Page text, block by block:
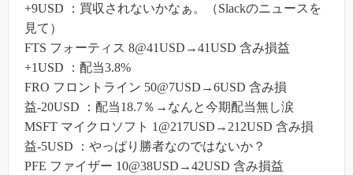
+9USD ：買収されないかなぁ。（Slackのニュースを
見て）
FTS フォーティス 8@41USD→41USD 含み損益
+1USD ：配当3.8%
FRO フロントライン 50@7USD→6USD 含み損
益-20USD ：配当18.7％→なんと今期配当無し涙
MSFT マイクロソフト 1@217USD→212USD 含み損
益-5USD ：やっぱり勝者なのではないか？
PFE ファイザー 10@38USD→42USD 含み損益